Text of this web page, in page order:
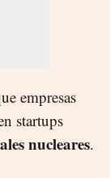
empresas
startups
nucleares.